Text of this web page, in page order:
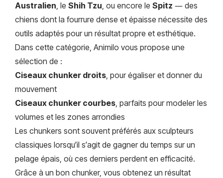
Australien, le Shih Tzu, ou encore le Spitz — des
chiens dont la fourrure dense et épaisse nécessite des
outils adaptés pour un résultat propre et esthétique.
Dans cette catégorie, Animilo vous propose une
sélection de :
Ciseaux chunker droits, pour égaliser et donner du
mouvement
Ciseaux chunker courbes, parfaits pour modeler les
volumes et les zones arrondies
Les chunkers sont souvent préférés aux sculpteurs
classiques lorsqu’il s’agit de gagner du temps sur un
pelage épais, où ces derniers perdent en efficacité.
Grâce à un bon chunker, vous obtenez un résultat